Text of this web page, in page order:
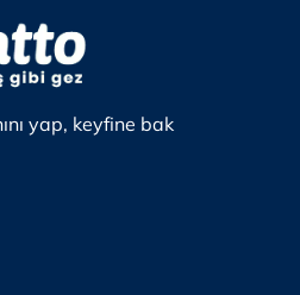
yap, keyfine bak